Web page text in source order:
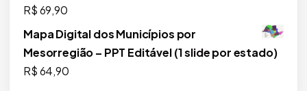
R$69,90
Mapa Digital dos Municípios por
Mesorregião – PPT Editável (1 slide por estado)
R$64,90